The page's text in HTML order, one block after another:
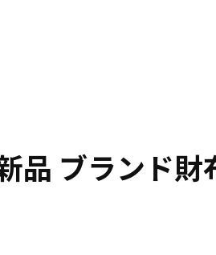
ブランド財